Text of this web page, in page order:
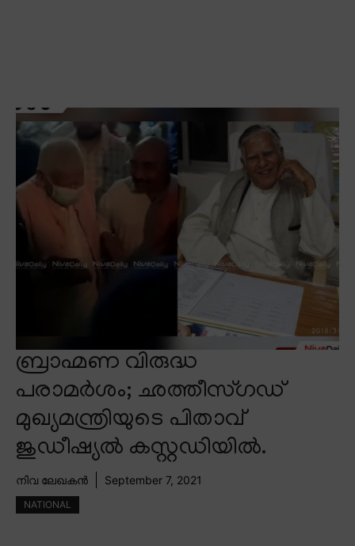
ബ്രാഹ്മണ വിരുദ്ധ
പരാമർശം; ഛത്തീസ്ഗഡ്
മുഖ്യമന്ത്രിയുടെ പിതാവ്
ജുഡീഷ്യൽ കസ്റ്റഡിയിൽ.
നിവ ലേഖകൻ September 7, 2021
NATIONAL